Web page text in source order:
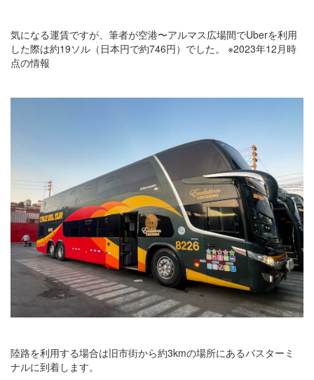
気になる運賃ですが、筆者が空港〜アルマス広場間でUberを利用
した際は約19ソル（日本円で約746円）でした。 ※2023年12月時
点の情報
陸路を利用する場合は旧市街から約3kmの場所にあるバスターミ
ナルに到着します。